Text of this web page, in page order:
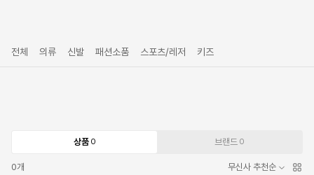
전체 의류 신발 패션소품 스포츠/레저 키즈
상품 0 브랜드 0
0개 무신사 추천순